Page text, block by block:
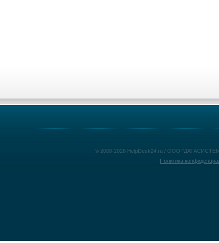
© 2008-2026 HelpDesk24.ru / ООО
Политика